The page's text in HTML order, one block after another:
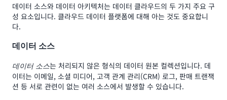
데이터 소스와 데이터 아키텍처는 데이터 클라우드의 두 가지 주요 구
성 요소입니다. 클라우드 데이터 플랫폼에 대해 아는 것도 중요합니
다.
데이터 소스
데이터 소스는 처리되지 않은 형식의 데이터 원본 컬렉션입니다. 데
이터는 이메일, 소셜 미디어, 고객 관계 관리(CRM) 로그, 판매 트랜잭
션 등 서로 관련이 없는 여러 소스에서 발생할 수 있습니다.